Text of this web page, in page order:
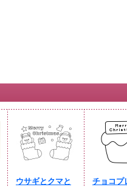
ウサギとクマと
チョコプ